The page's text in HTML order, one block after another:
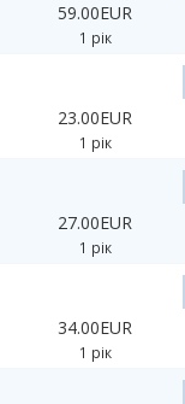
59.00EUR
1 рік
23.00EUR
1 рік
27.00EUR
1 рік
34.00EUR
1 рік